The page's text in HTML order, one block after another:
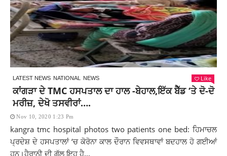
LATEST NEWS NATIONAL NEWS Like
ਕਾਂਗੜਾ ਦੇ TMC ਹਸਪਤਾਲ ਦਾ ਹਾਲ -ਬੇਹਾਲ,ਇੱਕ ਬੈੱਡ ‘ਤੇ ਦੋ-ਦੋ
ਮਰੀਜ਼, ਦੇਖੋ ਤਸਵੀਰਾਂ….
Nov 10, 2020 1:23 Pm
kangra tmc hospital photos two patients one bed: ਹਿਮਾਚਲ
ਪ੍ਰਦੇਸ਼ ਦੇ ਹਸਪਤਾਲਾਂ ‘ਚ ਕੋਰੋਨਾ ਕਾਲ ਦੌਰਾਨ ਵਿਵਸਥਾਵਾਂ ਬਦਹਾਲ ਹੋ ਗਈਆਂ
ਹਨ।ਹੈਰਾਨੀ ਦੀ ਗੱਲ ਇਹ ਹੈ...